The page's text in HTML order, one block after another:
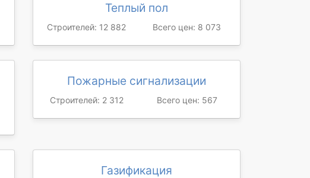
Теплый пол
Строителей: 12 882 Всего цен: 8 073
Пожарные сигнализации
Строителей: 2 312 Всего цен: 567
Газификация